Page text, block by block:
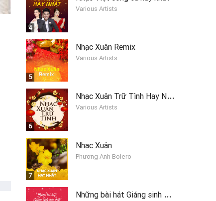
4
Various Artists
5
Nhạc Xuân Remix
Various Artists
6
N
hạc Xuân Trữ Tình Hay Nhất
Various Artists
7
Nhạc Xuân
Phương Anh Bolero
N
hững bài hát Giáng sinh hay nhất 2019